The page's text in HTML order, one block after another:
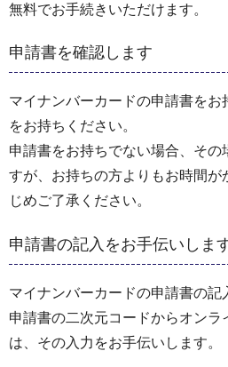
無料でお手続きいただけます。
申請書を確認します
マイナンバーカードの申請書を
をお持ちください。
申請書をお持ちでない場合、その
すが、お持ちの方よりもお時間が
じめご了承ください。
申請書の記入をお手伝いしま
マイナンバーカードの申請書の記
申請書の二次元コードからオンラ
は、その入力をお手伝いします。